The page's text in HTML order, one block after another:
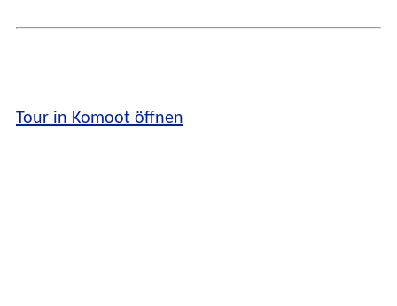
Tour in Komoot öffnen